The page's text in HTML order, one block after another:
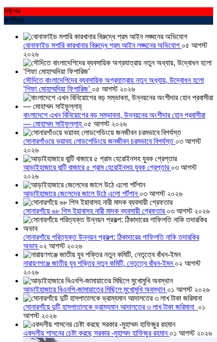
সর্বশেষ
জনপ্রিয়
বোনাফাইড মশারি কারখানার বিরুদ্ধে শ্রম আইন লঙ্ঘনের অভিযোগ ০৫ আগস্ট
২০২৬
সৌদিতে বাংলাদেশিদের ব্যবসায়িক অগ্রযাত্রায় নতুন অধ্যায়, উদ্বোধন হলো
‘শিফা মোহাম্মদিয়া ফিশারিজ’ ০৫ আগস্ট ২০২৬
বাংলাদেশে এখন বিনিয়োগের বড় সম্ভাবনা, উন্নয়নের অংশীদার হোন প্রবাসীরা
— মোহাম্মদ সাইফুল্লাহ্ ০৫ আগস্ট ২০২৬
সোনারগাঁওয়ে ভয়াবহ লোডশেডিংয়ে জনজীবন চরমভাবে বিপর্যস্ত ০৩ আগস্ট
২০২৬
আড়াইহাজারে বান্টি বাজারে ৫ গ্রাম হেরোইনসহ যুবক গ্রেপ্তার ০৩ আগস্ট
২০২৬
আড়াইহাজারে জেলেদের জালে উঠে এলো শর্টগান ০৩ আগস্ট ২০২৬
সোনারগাঁয়ে ৬৮ পিস ইয়াবাসহ নারী মাদক ব্যবসায়ী গ্রেফতার ০৩ আগস্ট ২০২৬
সোনারগাঁয়ে পরিত্যক্ত উন্নয়ন প্রকল্প: ঠিকাদারের গাফিলতি নাকি তদারকির
অভাব ০২ আগস্ট ২০২৬
নারায়ণগঞ্জে জাতীয় যুব শক্তির নতুন কমিটি, নেতৃত্বে বাঁধন-ইমন ০২ আগস্ট
২০২৬
আড়াইহাজারে বিএনপি-জামায়াতের মিছিলে মুখোমুখি অবস্থান ০১ আগস্ট ২০২৬
সোনারগাঁয়ে দুটি হাসপাতালকে ভ্রাম্যমান আদালতের ৩ লাখ টাকা জরিমানা ০১
আগস্ট ২০২৬
একদলীয় শাসনের চেষ্টা করছে সরকার -মুহাম্মদ হাফিজুর রহমান ০১ আগস্ট ২০২৬